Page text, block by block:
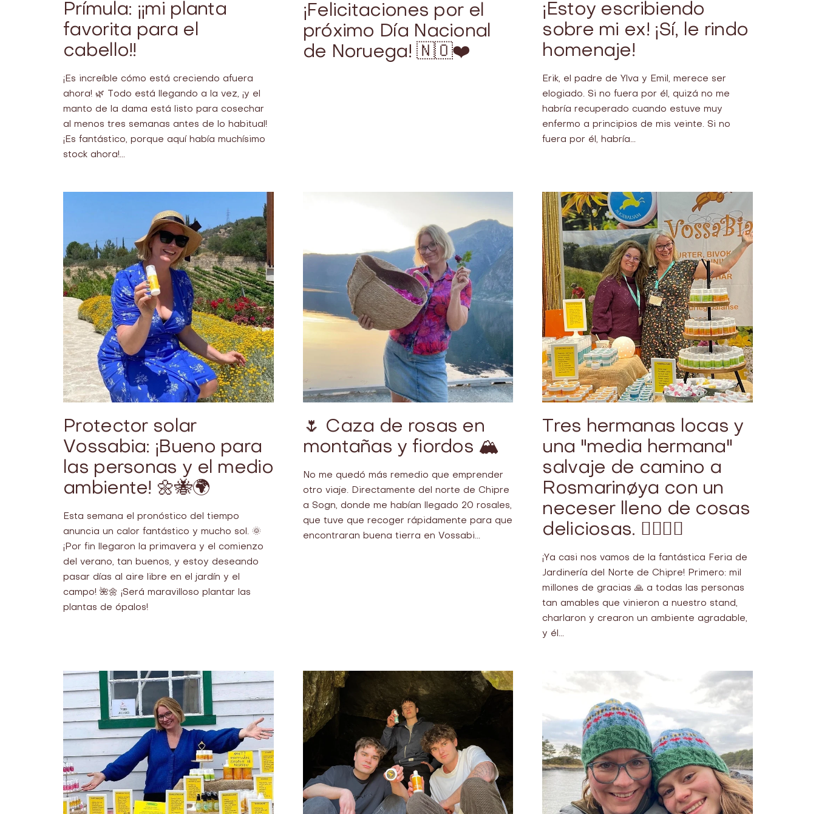
Prímula: ¡¡mi planta
favorita para el
cabello!!
¡Es increíble cómo está creciendo afuera
ahora! 🌿 Todo está llegando a la vez, ¡y el
manto de la dama está listo para cosechar
al menos tres semanas antes de lo habitual!
¡Es fantástico, porque aquí había muchísimo
stock ahora!...
¡Felicitaciones por el
próximo Día Nacional
de Noruega! 🇳🇴❤️
¡Estoy escribiendo
sobre mi ex! ¡Sí, le rindo
homenaje!
Erik, el padre de Ylva y Emil, merece ser
elogiado. Si no fuera por él, quizá no me
habría recuperado cuando estuve muy
enfermo a principios de mis veinte. Si no
fuera por él, habría...
Protector solar
Vossabia: ¡Bueno para
las personas y el medio
ambiente! 🌼🐝🌍
Esta semana el pronóstico del tiempo
anuncia un calor fantástico y mucho sol. 🌞
¡Por fin llegaron la primavera y el comienzo
del verano, tan buenos, y estoy deseando
pasar días al aire libre en el jardín y el
campo! 🌺🌼 ¡Será maravilloso plantar las
plantas de ópalos!
🌷 Caza de rosas en
montañas y fiordos 🏔
No me quedó más remedio que emprender
otro viaje. Directamente del norte de Chipre
a Sogn, donde me habían llegado 20 rosales,
que tuve que recoger rápidamente para que
encontraran buena tierra en Vossabi...
Tres hermanas locas y
una "media hermana"
salvaje de camino a
Rosmarinøya con un
neceser lleno de cosas
deliciosas. 👯‍♀️👯‍♀️
¡Ya casi nos vamos de la fantástica Feria de
Jardinería del Norte de Chipre! Primero: mil
millones de gracias 🙏 a todas las personas
tan amables que vinieron a nuestro stand,
charlaron y crearon un ambiente agradable,
y él...